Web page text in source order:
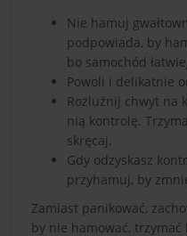
Nie hamuj
podpowiada, by
bo samochód
Powoli i delikatnie
Rozluźnij chwyt na
nią kontrolę.
skręcaj.
Gdy odzyskasz
przyhamuj, by
Zamiast panikować,
by nie hamować,